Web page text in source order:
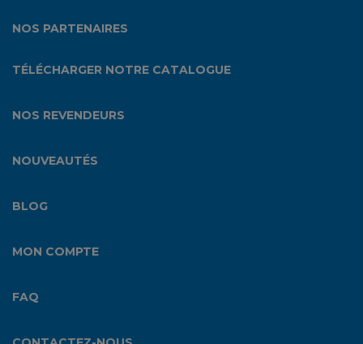
NOS PARTENAIRES
TÉLÉCHARGER NOTRE CATALOGUE
NOS REVENDEURS
NOUVEAUTÉS
BLOG
MON COMPTE
FAQ